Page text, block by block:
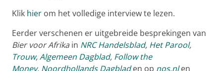
Klik hier om het volledige interview te lezen.
Eerder verschenen er uitgebreide besprekingen van
Bier voor Afrika in NRC Handelsblad, Het Parool,
Trouw,Algemeen Dagblad, Follow the
Money, Noordhollands Dagblad en op nos.nl en